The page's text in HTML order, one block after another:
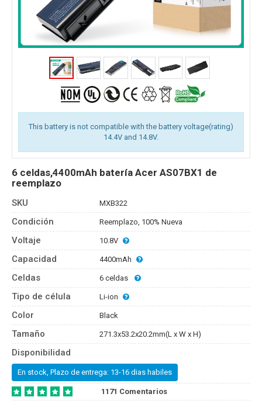
This battery is not compatible with the battery voltage(rating)
14.4V and 14.8V.
6 celdas,4400mAh batería Acer AS07BX1 de
reemplazo
SKU MXB322
Condición Reemplazo, 100% Nueva
Voltaje 10.8V
Capacidad 4400mAh
Celdas 6 celdas
Tipo de célula Li-ion
Color Black
Tamaño 271.3x53.2x20.2mm(L x W x H)
Disponibilidad
En stock, Plazo de entrega: 13-16 dias habiles
1171 Comentarios